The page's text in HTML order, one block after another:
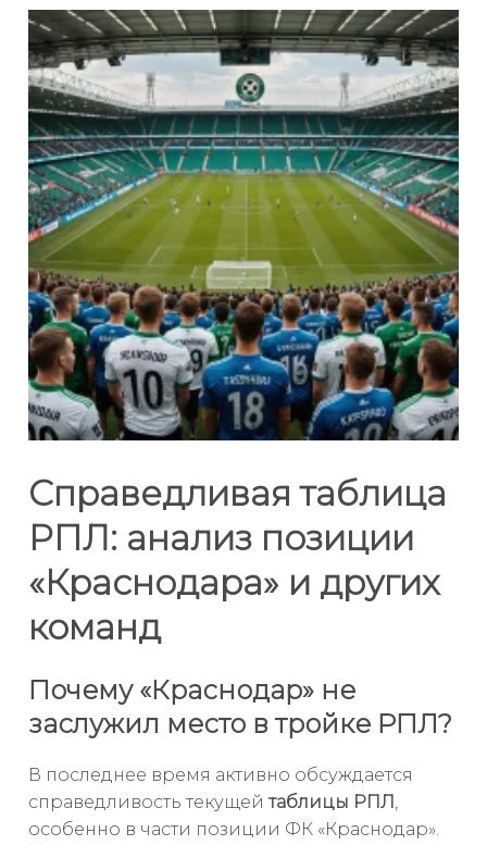
Справедливая таблица
РПЛ: анализ позиции
«Краснодара» и других
команд
Почему «Краснодар» не
заслужил место в тройке РПЛ?
В последнее время активно обсуждается
справедливость текущейтаблицы РПЛ ,
особенно в части позиции ФК «Краснодар».